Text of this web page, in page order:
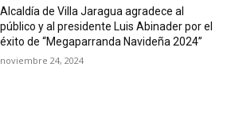
Alcaldía de Villa Jaragua agradece al
público y al presidente Luis Abinader por el
éxito de “Megaparranda Navideña 2024”
noviembre 24, 2024